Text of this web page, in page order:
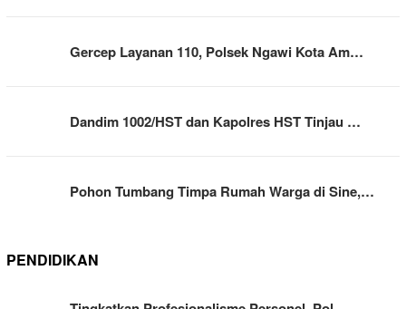
Gercep Layanan 110, Polsek Ngawi Kota Am…
Dandim 1002/HST dan Kapolres HST Tinjau …
Pohon Tumbang Timpa Rumah Warga di Sine,…
PENDIDIKAN